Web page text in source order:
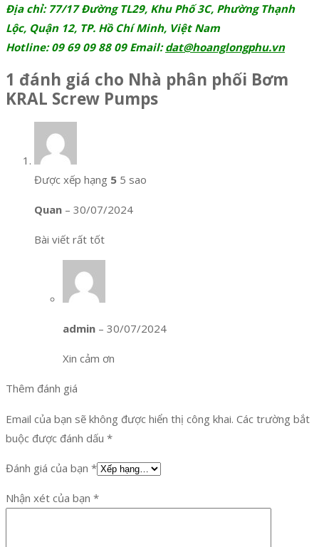
Địa chỉ: 77/17 Đường TL29, Khu Phố 3C, Phường Thạnh
Lộc, Quận 12, TP. Hồ Chí Minh, Việt Nam
Hotline: 09 69 09 88 09 Email:dat@hoanglongphu.vn
1 đánh giá cho Nhà phân phối Bơm
KRAL Screw Pumps
Được xếp hạng 5 5 sao
Quan – 30/07/2024
Bài viết rất tốt
admin – 30/07/2024
Xin cảm ơn
Thêm đánh giá
Email của bạn sẽ không được hiển thị công khai. Các trường bắt
buộc được đánh dấu *
Đánh giá của bạn *
Nhận xét của bạn *